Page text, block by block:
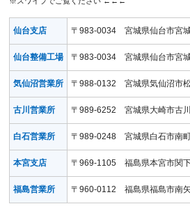
仙台支店 〒983-0034 宮城県仙台市宮
仙台整備工場 〒983-0034 宮城県仙台市宮
気仙沼営業所 〒988-0132 宮城県気仙沼市
古川営業所 〒989-6252 宮城県大崎市古
白石営業所 〒989-0248 宮城県白石市南
本宮支店 〒969-1105 福島県本宮市関
福島営業所 〒960-0112 福島県福島市南